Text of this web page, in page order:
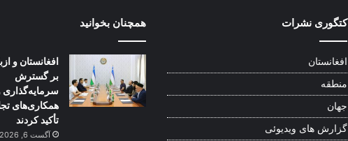
کتگوری نشرات
افغانستان
منطقه
جهان
گزارش های ویدیوئی
همچنان بخوانید
افغانستان و
بر گسترش
سرمایه‌گذاری
همکاری‌های
تأکید کردند
آگست 6, 2026